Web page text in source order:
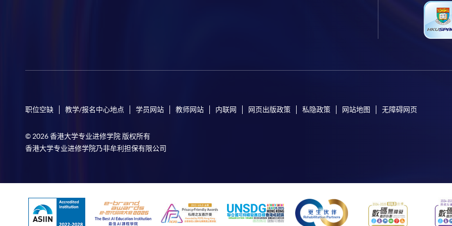
职位空缺 教学/报名中心地点 学员网站 教师网站 内联网 网页出版政策 私隐政策 网站地图 无障碍网页
© 2026 香港大学专业进修学院 版权所有
香港大学专业进修学院乃非牟利担保有限公司